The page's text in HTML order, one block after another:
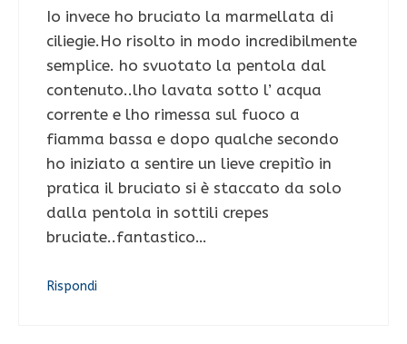
Io invece ho bruciato la marmellata di
ciliegie.Ho risolto in modo incredibilmente
semplice. ho svuotato la pentola dal
contenuto..lho lavata sotto l’ acqua
corrente e lho rimessa sul fuoco a
fiamma bassa e dopo qualche secondo
ho iniziato a sentire un lieve crepitìo in
pratica il bruciato si è staccato da solo
dalla pentola in sottili crepes
bruciate..fantastico…
Rispondi